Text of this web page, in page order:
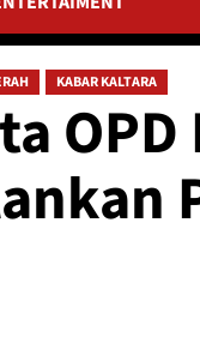
KABAR KALTARA